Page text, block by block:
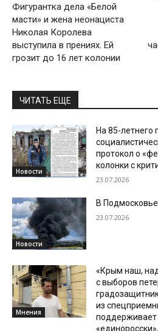
Фигурантка дела «Белой
масти» и жена неонациста
Николая Королева
выступила в прениях. Ей
грозит до 16 лет колонии
ЧИТАТЬ ЕЩЕ
Новости
На 85-летнего
протокол о
колонки с
23.07.2026
Новости
В
23.07.2026
Мнения
«Крым наш,
с выборов
из
поддерживает